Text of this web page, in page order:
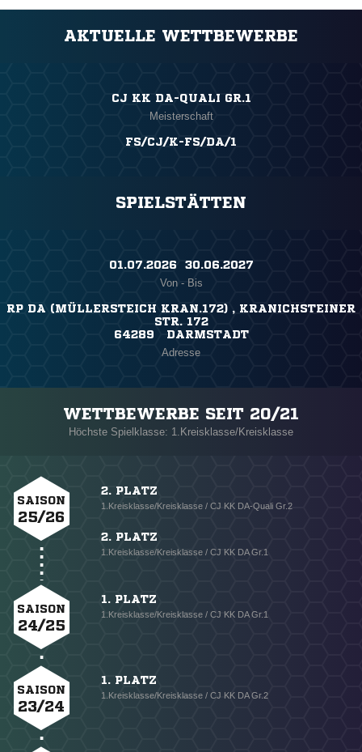
AKTUELLE WETTBEWERBE
CJ KK DA-QUALI GR.1
Meisterschaft
FS/CJ/K-FS/DA/1
SPIELSTÄTTEN
01.07.2026 ​ 30.06.2027
Von - Bis
RP DA (MÜLLERSTEICH KRAN.172) , KRANICHSTEINER
STR. 172
64289 DARMSTADT
Adresse
WETTBEWERBE SEIT 20/21
Höchste Spielklasse: 1.Kreisklasse/Kreisklasse
SAISON
25/26
2. PLATZ
1.Kreisklasse/Kreisklasse / CJ KK DA-Quali Gr.2
2. PLATZ
1.Kreisklasse/Kreisklasse / CJ KK DA Gr.1
SAISON
24/25
1. PLATZ
1.Kreisklasse/Kreisklasse / CJ KK DA Gr.1
SAISON
23/24
1. PLATZ
1.Kreisklasse/Kreisklasse / CJ KK DA Gr.2